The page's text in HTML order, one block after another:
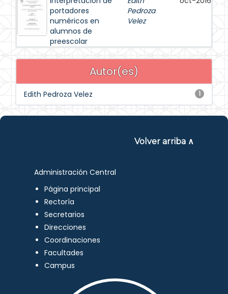
portadores
numéricos en
alumnos de
preescolar
Pedroza
Velez
Autor(es)
1
Edith Pedroza Velez
Volver arriba ∧
Administración Central
Página principal
Rectoría
Secretarios
Direcciones
Coordinaciones
Facultades
Campus